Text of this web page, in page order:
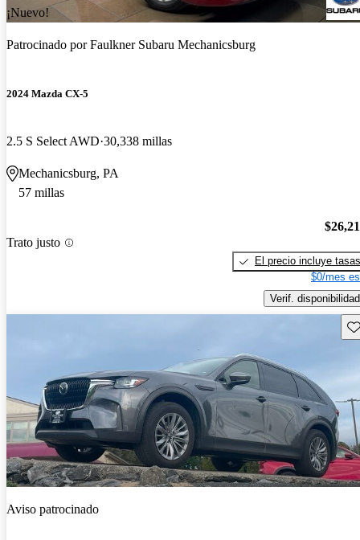
¡Nuevo!
Patrocinado porFaulkner Subaru Mechanicsburg
2024 Mazda CX-5
2.5 S Select AWD 30,338 millas
Mechanicsburg, PA
57 millas
Trato justo
El precio incluye tasas
$0/mes
Verif. disponibilidad
Aviso patrocinado